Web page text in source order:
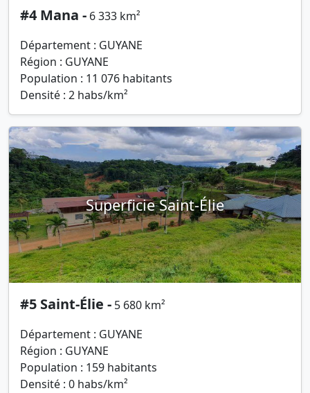
#4 Mana - 6 333 km²
Département : GUYANE
Région : GUYANE
Population : 11 076 habitants
Densité : 2 habs/km²
Superficie Saint-Élie
#5 Saint-Élie - 5 680 km²
Département : GUYANE
Région : GUYANE
Population : 159 habitants
Densité : 0 habs/km²